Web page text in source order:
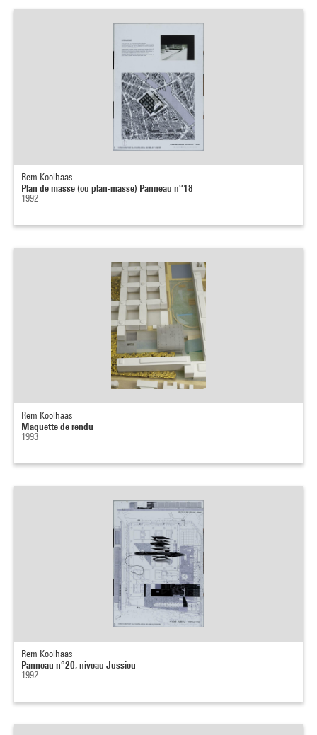
Rem Koolhaas
Plan de masse (ou plan-masse) Panneau n°18
1992
Rem Koolhaas
Maquette de rendu
1993
Rem Koolhaas
Panneau n°20, niveau Jussieu
1992